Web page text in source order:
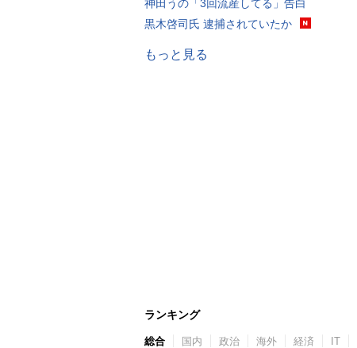
神田うの「3回流産してる」告白
黒木啓司氏 逮捕されていたか
もっと見る
ランキング
総合 国内 政治 海外 経済 IT